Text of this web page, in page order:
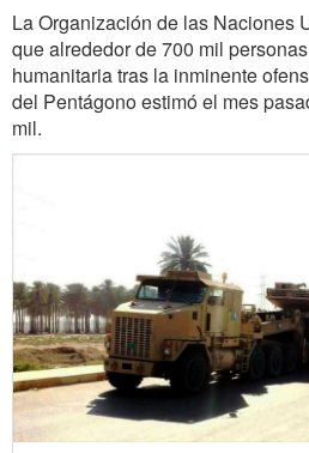
La Organización de las Naciones
que alrededor de 700 mil
humanitaria tras la inminente
del Pentágono estimó el mes
mil.